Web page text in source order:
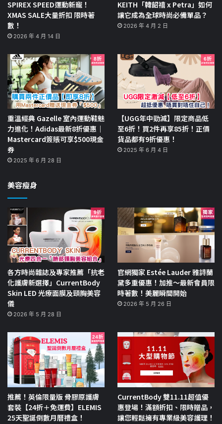
SPIREX SPEED運動新寵！
XMAS SALE大量折扣 限時著
數！
2026 年 4 月 14 日
KEITH「韓韶禧 x Petra」如何
讓它成為全球時尚必備單品？
2026 年 4 月 2 日
重溫經典 Gazelle 室內運動鞋魅
力進化！Adidas最新8折優惠｜
Mastercard簽賬可享$500現金
券
2025 年 6 月 28 日
【UGG年中勁減】限定商品低
至6折！買2件再享85折！正價
貨品都有9折優惠！
2025 年 6 月 4 日
美容瘦身
各方時尚雜誌及專家推薦「抗老
化護膚新選擇」CurrentBody
Skin LED 光療面膜及頸胸美容
儀
2026 年 5 月 28 日
官網獨家 Estée Lauder 雅詩蘭
黛多重優惠！加推～最新會員限
時著數！美麗瞬間開始
2026 年 5 月 26 日
推薦！英倫限量版 骨膠原護膚
套裝【24折＋免運費】ELEMIS
25天聖誕倒數月曆禮盒！
CurrentBody 雙11.11超值優
惠登場！滿額折扣、限時贈品，
讓您輕鬆擁有專業級美容護理！